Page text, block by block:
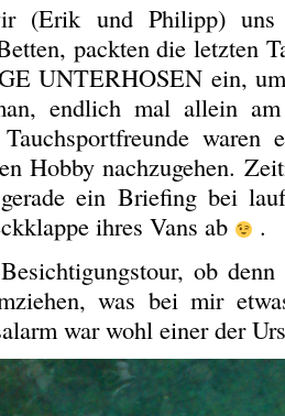
(Erik und Philipp) uns
packten die letzten
UNTERHOSEN ein,
endlich mal allein
Tauchsportfreunde waren
Hobby nachzugehen.
ein Briefing bei
ihres Vans ab
.
ob
was bei mir
war wohl einer der